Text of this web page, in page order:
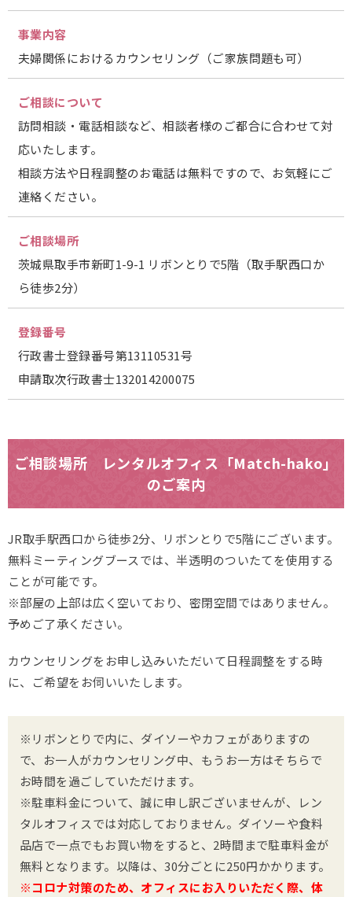
事業内容
夫婦関係におけるカウンセリング（ご家族問題も可）
ご相談について
訪問相談・電話相談など、相談者様のご都合に合わせて対
応いたします。
相談方法や日程調整のお電話は無料ですので、お気軽にご
連絡ください。
ご相談場所
茨城県取手市新町1-9-1 リボンとりで5階（取手駅西口か
ら徒歩2分）
登録番号
行政書士登録番号第13110531号
申請取次行政書士132014200075
ご相談場所 レンタルオフィス「Match-hako」
のご案内
JR取手駅西口から徒歩2分、リボンとりで5階にございます。
無料ミーティングブースでは、半透明のついたてを使用する
ことが可能です。
※部屋の上部は広く空いており、密閉空間ではありません。
予めご了承ください。
カウンセリングをお申し込みいただいて日程調整をする時
に、ご希望をお伺いいたします。
※リボンとりで内に、ダイソーやカフェがありますの
で、お一人がカウンセリング中、もうお一方はそちらで
お時間を過ごしていただけます。
※駐車料金について、誠に申し訳ございませんが、レン
タルオフィスでは対応しておりません。ダイソーや食料
品店で一点でもお買い物をすると、2時間まで駐車料金が
無料となります。以降は、30分ごとに250円かかります。
※コロナ対策のため、オフィスにお入りいただく際、体